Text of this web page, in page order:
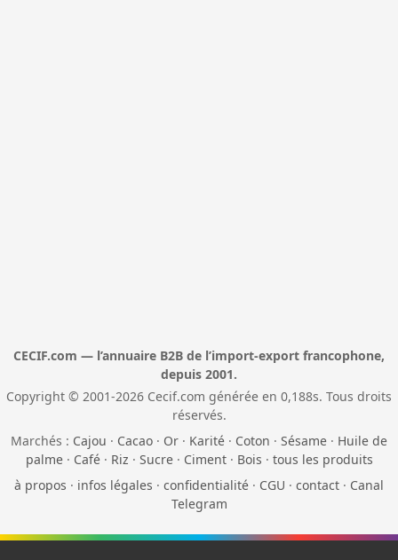
CECIF.com — l’annuaire B2B de l’import-export francophone,
depuis 2001.
Copyright © 2001-2026 Cecif.com générée en 0,188s. Tous droits
réservés.
Marchés : Cajou · Cacao · Or · Karité · Coton · Sésame · Huile de
palme· Café· Riz · Sucre· Ciment· Bois · tous les produits
à propos · infos légales · confidentialité · CGU · contact · Canal
Telegram